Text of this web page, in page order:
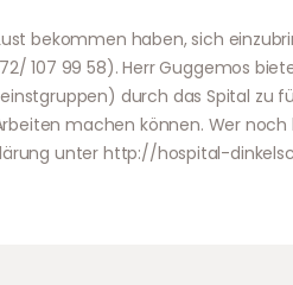
bekommen haben, sich
107 99 58). Herr Guggemos
durch das Spital zu
machen können. Wer noch
unter http://hospital-